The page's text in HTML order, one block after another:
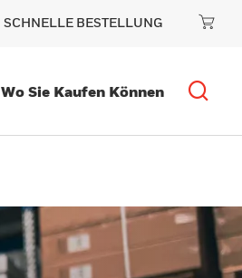
SCHNELLE BESTELLUNG
Wo Sie Kaufen Können